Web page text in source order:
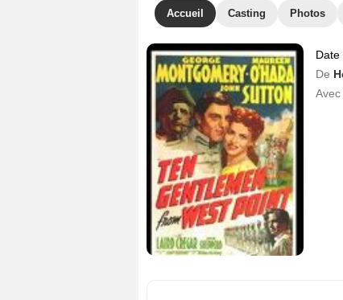
Accueil Casting Photos
Date
De
Avec